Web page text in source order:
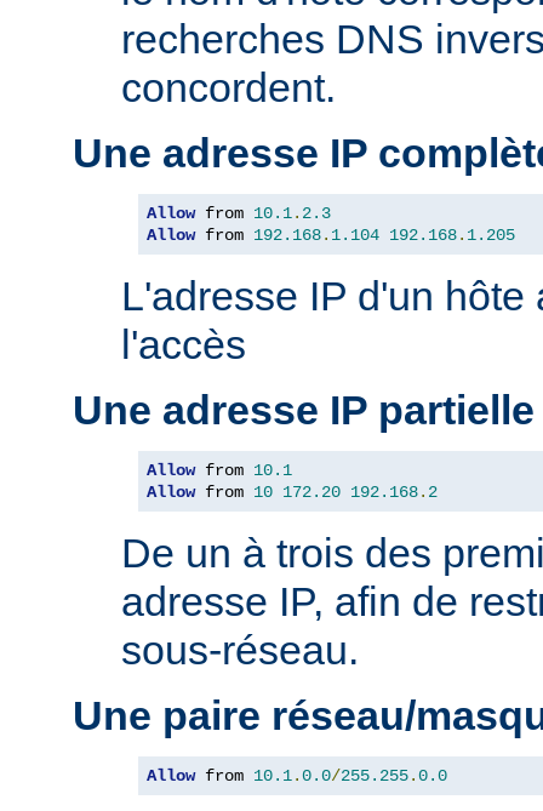
recherches DNS
concordent.
Une adresse IP
Allow from 10.1. 2.3
Allow from 192.168. 1.104 192.168. 1.205
L'adresse IP d'un
l'accès
Une adresse IP partielle
Allow from 10.1
Allow from 10 172.20 192.168. 2
De un à trois des
adresse IP, afin de
sous-réseau.
Une paire réseau/
Allow from 10.1.0.0/255.255.0.0